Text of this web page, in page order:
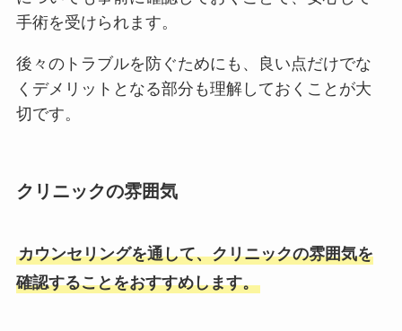
手術を受けられます。
後々のトラブルを防ぐためにも、良い点だけでな
くデメリットとなる部分も理解しておくことが大
切です。
クリニックの雰囲気
カウンセリングを通して、クリニックの雰囲気を
確認することをおすすめします。